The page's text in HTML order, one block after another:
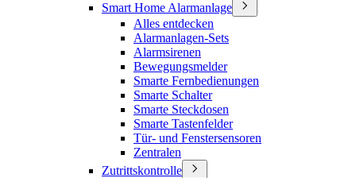
Smart Home Alarmanlage
Alles entdecken
Alarmanlagen-Sets
Alarmsirenen
Bewegungsmelder
Smarte Fernbedienungen
Smarte Schalter
Smarte Steckdosen
Smarte Tastenfelder
Tür- und Fenstersensoren
Zentralen
Zutrittskontrolle